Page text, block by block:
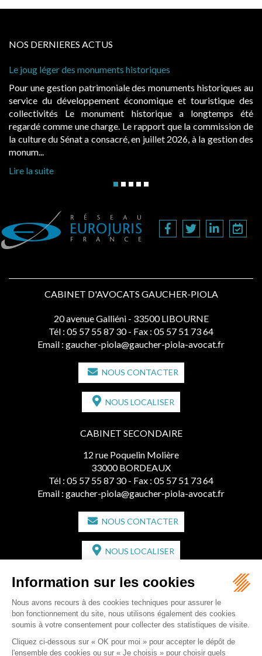
NOS DERNIERES ACTUS
monuments historiques au
et touristique des
a longtemps été
que la commission de
juillet 2026, à la gestion des
Cabines de plage : le juge admet
Evocatrices des bains de mer,
également un beau sujet
public, elles donnent lieu au
d’occupation. Saisies par des
CABINET D'AVOCATS GAUCHER-PIOLA
20 avenue Galliéni - 33500 LIBOURNE
Tél : 05 57 55 87 30 - Fax : 05 57 51 73 64
Email : gaucher-piola@gaucher-piola-avocat.fr
NOUS CONTACTER
NOUS LOCALISER
CABINET SECONDAIRE
12 rue Poquelin Molière
33000 BORDEAUX
Tél : 05 57 55 87 30 - Fax : 05 57 51 73 64
Email : gaucher-piola@gaucher-piola-avocat.fr
NOUS CONTACTER
NOUS LOCALISER
CABINET SECONDAIRE
2 bis Avenue de l'Europe
33350 ST MAGNE-DE-CASTILLON
Tél :05 57 55 87 30 - Fax : 05 57 51 73 64
Email :gaucher-piola@gaucher-piola-avocat.fr